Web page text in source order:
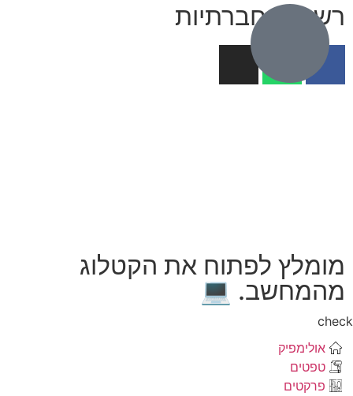
רשתות חברתיות
מומלץ לפתוח את הקטלוג
מהמחשב. 💻
אולימפיק
טפטים
פרקטים